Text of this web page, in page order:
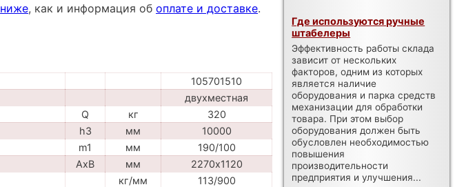
ниже, как и информация об оплате и доставке.
105701510
двухместная
Q кг
320
h3 мм
10000
m1 мм
190/100
AxB мм
2270х1120
кг/мм
113/900
Где используются ручные
штабелеры
Эффективность работы склада
зависит от нескольких
факторов, одним из которых
является наличие
оборудования и парка средств
механизации для обработки
товара. При этом выбор
оборудования должен быть
обусловлен необходимостью
повышения
производительности
предприятия и улучшения...